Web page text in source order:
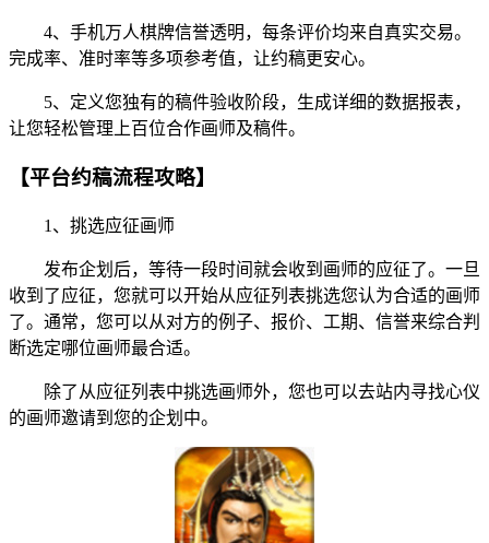
4、手机万人棋牌信誉透明，每条评价均来自真实交易。
完成率、准时率等多项参考值，让约稿更安心。
5、定义您独有的稿件验收阶段，生成详细的数据报表，
让您轻松管理上百位合作画师及稿件。
【平台约稿流程攻略】
1、挑选应征画师
发布企划后，等待一段时间就会收到画师的应征了。一旦
收到了应征，您就可以开始从应征列表挑选您认为合适的画师
了。通常，您可以从对方的例子、报价、工期、信誉来综合判
断选定哪位画师最合适。
除了从应征列表中挑选画师外，您也可以去站内寻找心仪
的画师邀请到您的企划中。